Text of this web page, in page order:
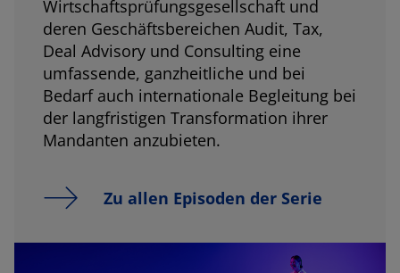
Wirtschaftsprüfungsgesellschaft und
deren Geschäftsbereichen Audit, Tax,
Deal Advisory und Consulting eine
umfassende, ganzheitliche und bei
Bedarf auch internationale Begleitung bei
der langfristigen Transformation ihrer
Mandanten anzubieten.
Zu allen Episoden der Serie